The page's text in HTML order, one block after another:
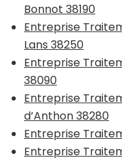
Bonnot 38190
Entreprise
Lans 38250
Entreprise
38090
Entreprise
d’Anthon 38280
Entreprise
Entreprise